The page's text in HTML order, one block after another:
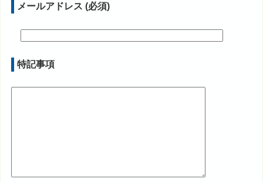
メールアドレス (必須)
特記事項